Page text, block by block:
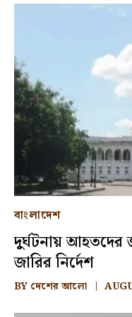
বাংলাদেশ
দুর্ঘটনায় আহতদের
জারির নির্দেশ
BY দেশের আলো